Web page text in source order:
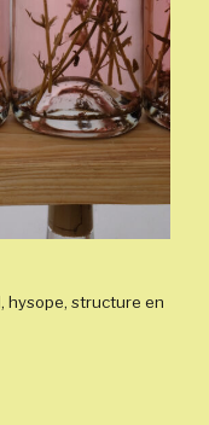
hysope, structure en